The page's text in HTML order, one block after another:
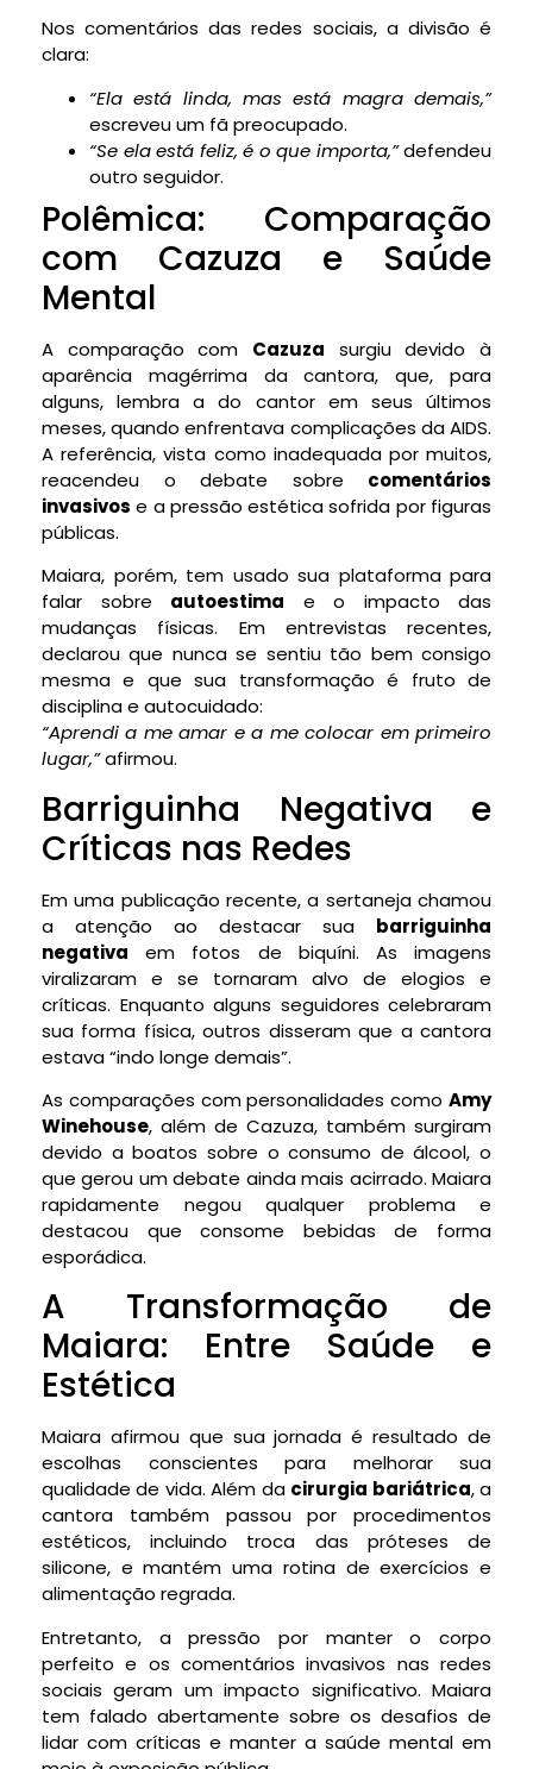
Nos comentários das redes sociais, a divisão é
clara:
“Ela está linda, mas está magra demais,”
escreveu um fã preocupado.
“Se ela está feliz, é o que importa,”defendeu
outro seguidor.
Polêmica: Comparação
com Cazuza e Saúde
Mental
A comparação com Cazuza surgiu devido à
aparência magérrima da cantora, que, para
alguns, lembra a do cantor em seus últimos
meses, quando enfrentava complicações da AIDS.
A referência, vista como inadequada por muitos,
reacendeu o debate sobre comentários
invasivos e a pressão estética sofrida por figuras
públicas.
Maiara, porém, tem usado sua plataforma para
falar sobre autoestima e o impacto das
mudanças físicas. Em entrevistas recentes,
declarou que nunca se sentiu tão bem consigo
mesma e que sua transformação é fruto de
disciplina e autocuidado:
“Aprendi a me amar e a me colocar em primeiro
lugar,”afirmou.
Barriguinha Negativa e
Críticas nas Redes
Em uma publicação recente, a sertaneja chamou
a atenção ao destacar sua barriguinha
negativa em fotos de biquíni. As imagens
viralizaram e se tornaram alvo de elogios e
críticas. Enquanto alguns seguidores celebraram
sua forma física, outros disseram que a cantora
estava “indo longe demais”.
As comparações com personalidades como Amy
Winehouse, além de Cazuza, também surgiram
devido a boatos sobre o consumo de álcool, o
que gerou um debate ainda mais acirrado. Maiara
rapidamente negou qualquer problema e
destacou que consome bebidas de forma
esporádica.
A Transformação de
Maiara: Entre Saúde e
Estética
Maiara afirmou que sua jornada é resultado de
escolhas conscientes para melhorar sua
qualidade de vida. Além da cirurgia bariátrica, a
cantora também passou por procedimentos
estéticos, incluindo troca das próteses de
silicone, e mantém uma rotina de exercícios e
alimentação regrada.
Entretanto, a pressão por manter o corpo
perfeito e os comentários invasivos nas redes
sociais geram um impacto significativo. Maiara
tem falado abertamente sobre os desafios de
lidar com críticas e manter a saúde mental em